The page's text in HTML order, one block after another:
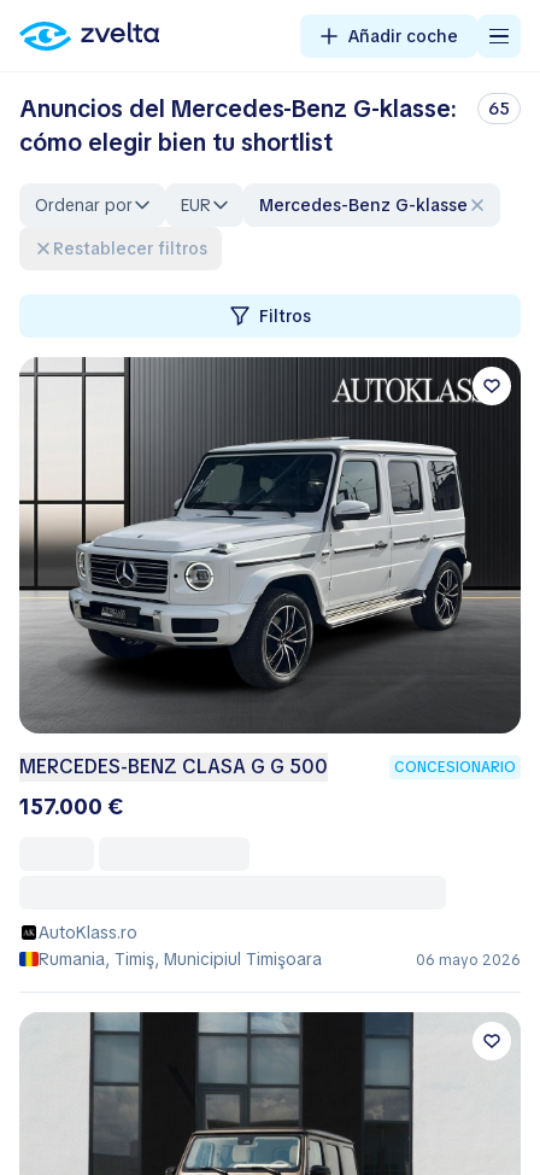
Añadir coche
Anuncios del Mercedes-Benz G-klasse:
cómo elegir bien tu shortlist
65
Ordenar por EUR
Mercedes-Benz G-klasse
Restablecer filtros
Filtros
MERCEDES-BENZ CLASA G G 500 CONCESIONARIO
157.000 €
AutoKlass.ro
Rumania, Timiş, Municipiul Timişoara
06 mayo 2026